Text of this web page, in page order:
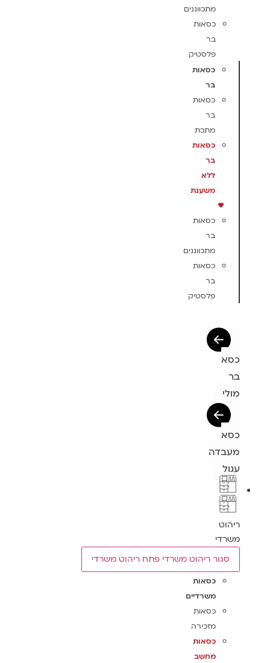
מתכווננים
כסאות
בר
פלסטיק
כסאות
בר
כסאות
בר
מתכת
כסאות
בר
ללא
משענת
כסאות
בר
מתכווננים
כסאות
בר
פלסטיק
כסא
בר
מולי
כסא
מעבדה
עגול
ריהוט
משרדי
סגור ריהוט משרדי פתח ריהוט משרדי
כסאות
משרדיים
כסאות
מזכירה
כסאות
מחשב